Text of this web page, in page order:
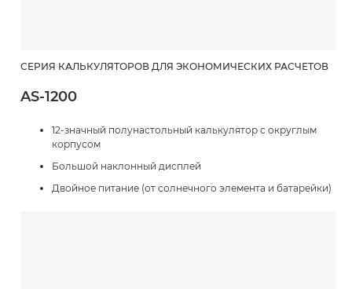
СЕРИЯ КАЛЬКУЛЯТОРОВ ДЛЯ ЭКОНОМИЧЕСКИХ РАСЧЕТОВ
AS-1200
12-значный полунастольный калькулятор с округлым
корпусом
Большой наклонный дисплей
Двойное питание (от солнечного элемента и батарейки)